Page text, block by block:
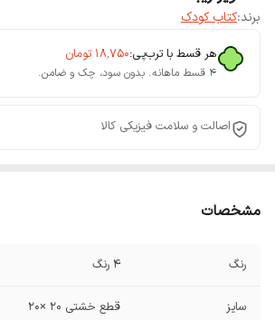
برند:کتاب کودک
هر قسط با ترب‌پی:۱۸٬۷۵۰ تومان
۴ قسط ماهانه. بدون سود، چک و ضامن.
اصالت و سلامت فیزیکی کالا
مشخصات
رنگ ۴ رنگ
سایز قطع خشتی ۲۰ ×۲۰